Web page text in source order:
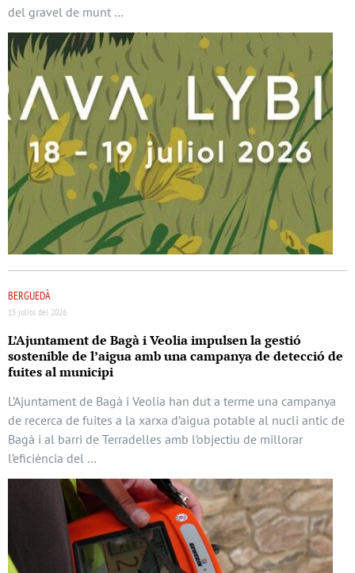
del gravel de munt …
BERGUEDÀ
15 juliol del 2026
L’Ajuntament de Bagà i Veolia impulsen la gestió
sostenible de l’aigua amb una campanya de detecció de
fuites al municipi
L’Ajuntament de Bagà i Veolia han dut a terme una campanya
de recerca de fuites a la xarxa d’aigua potable al nucli antic de
Bagà i al barri de Terradelles amb l’objectiu de millorar
l’eficiència del …